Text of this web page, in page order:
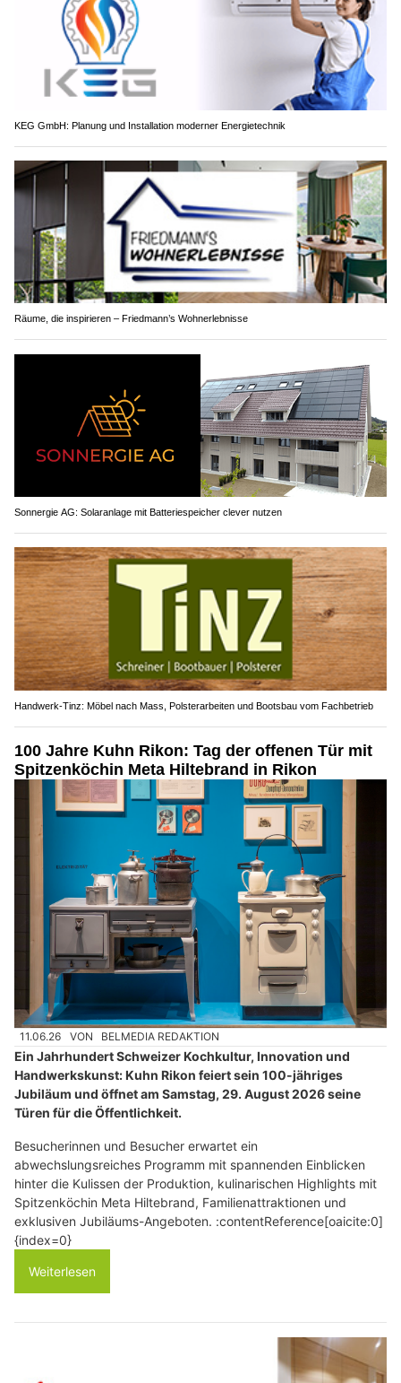
KEG GmbH: Planung und Installation moderner Energietechnik
Räume, die inspirieren – Friedmann’s Wohnerlebnisse
Sonnergie AG: Solaranlage mit Batteriespeicher clever nutzen
Handwerk-Tinz: Möbel nach Mass, Polsterarbeiten und Bootsbau vom Fachbetrieb
100 Jahre Kuhn Rikon: Tag der offenen Tür mit
Spitzenköchin Meta Hiltebrand in Rikon
11.06.26 VON BELMEDIA REDAKTION
Ein Jahrhundert Schweizer Kochkultur, Innovation und
Handwerkskunst: Kuhn Rikon feiert sein 100-jähriges
Jubiläum und öffnet am Samstag, 29. August 2026 seine
Türen für die Öffentlichkeit.
Besucherinnen und Besucher erwartet ein
abwechslungsreiches Programm mit spannenden Einblicken
hinter die Kulissen der Produktion, kulinarischen Highlights mit
Spitzenköchin Meta Hiltebrand, Familienattraktionen und
exklusiven Jubiläums-Angeboten. :contentReference[oaicite:0]
{index=0}
Weiterlesen